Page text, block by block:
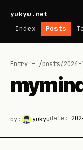
yukyu.net
Index Posts
Entry — /posts/
by: yukyudate: